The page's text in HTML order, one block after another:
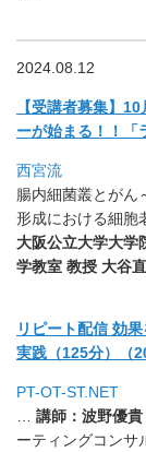
2024.08.12
【受講者募集】 10
ーが始まる！！「
西宮流
腸内細菌叢とがん
形成における細胞
大阪公立大学大学
学教室 教授 大谷
リピート配信 効
実践（125分）（
PT-OT-ST.NET
講師：波野優貴
ーティングコンサ